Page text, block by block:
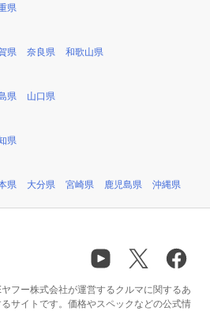
県
県 奈良県 和歌山県
県 山口県
県
県 大分県 宮崎県 鹿児島県 沖縄県
フー株式会社が運営するクルマに関するあ
サイトです。価格やスペックなどの公式情